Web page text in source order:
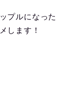
プルになった
します！